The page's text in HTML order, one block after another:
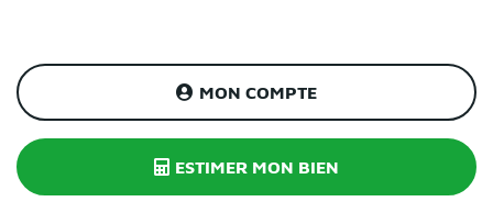
MON COMPTE
ESTIMER MON BIEN